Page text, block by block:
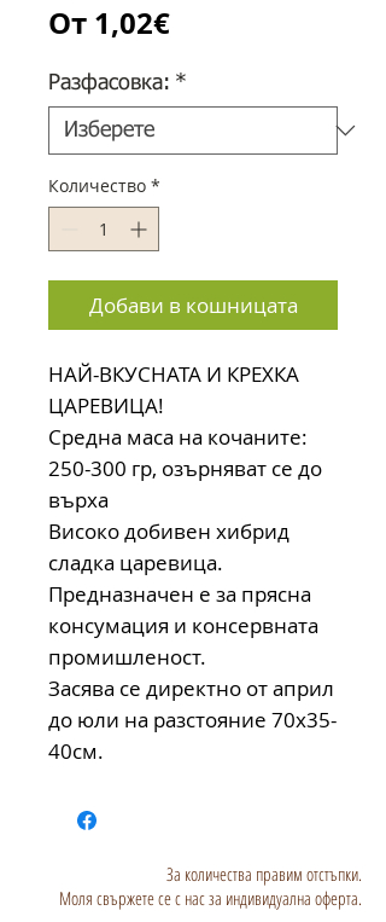
От 1,02€Продажна
Разфасовка: *
Количество *
Добави в кошницата
НАЙ-ВКУСНАТА И КРЕХКА
ЦАРЕВИЦА!
Средна маса на кочаните:
250-300 гр, озърняват се до
върха
Високо добивен хибрид
сладка царевица.
Предназначен е за прясна
консумация и консервната
промишленост.
Засява се директно от април
до юли на разстояние 70х35-
40см.
За количества правим отстъпки.
Моля свържете се с нас за индивидуална оферта.